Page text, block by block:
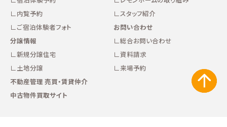
内覧予約
ご宿泊体験者フォト
分譲情報
新規分譲住宅
土地分譲
不動産管理 売買・賃貸仲介
中古物件買取サイト
スタッフ紹介
お問い合わせ
総合お問い合わせ
資料請求
来場予約